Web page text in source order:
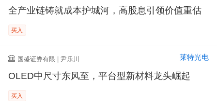
全产业链铸就成本护城河，高股息引领价值重估
买入
国盛证券有限 | 尹乐川 莱特光电
OLED中尺寸东风至，平台型新材料龙头崛起
买入